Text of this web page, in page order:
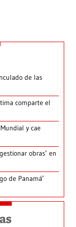
de las
comparte el
y cae
obras’ en
de Panamá’